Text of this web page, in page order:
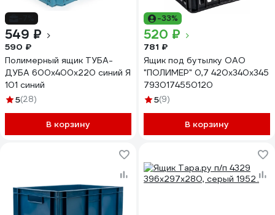
549 ₽
590 ₽
Полимерный ящик ТУБА-
ДУБА 600x400x220 синий Я
101 синий
5(28)
В корзину
-33%
520 ₽
781 ₽
Ящик под бутылку ОАО
"ПОЛИМЕР" 0,7 420x340x345
7930174550120
5(9)
В корзину